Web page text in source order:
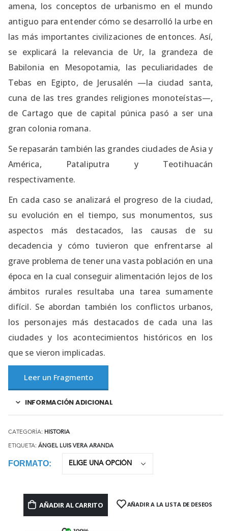
amena, los conceptos de urbanismo en el mundo
antiguo para entender cómo se desarrolló la urbe en
las más importantes civilizaciones de entonces. Así,
se explicará la relevancia de Ur, la grandeza de
Babilonia en Mesopotamia, las peculiaridades de
Tebas en Egipto, de Jerusalén —la ciudad santa,
cuna de las tres grandes religiones monoteístas—,
de Cartago que de capital púnica pasó a ser una
gran colonia romana.
Se repasarán también las grandes ciudades de Asia y
América, Pataliputra y Teotihuacán
respectivamente.
En cada caso se analizará el progreso de la ciudad,
su evolución en el tiempo, sus monumentos, sus
aspectos más destacados, las causas de su
decadencia y cómo tuvieron que enfrentarse al
grave problema de tener una vasta población en una
época en la cual conseguir alimentación lejos de los
ámbitos rurales resultaba una tarea sumamente
difícil. Se abordan también los conflictos urbanos,
los personajes más destacados de cada una las
ciudades y los acontecimientos históricos en los
que se vieron implicadas.
Leer un Fragmento
INFORMACIÓN ADICIONAL
CATEGORÍA: HISTORIA
ETIQUETA: ÁNGEL LUIS VERA ARANDA
FORMATO
AÑADIR AL CARRITO AÑADIR A LA LISTA DE DESEOS